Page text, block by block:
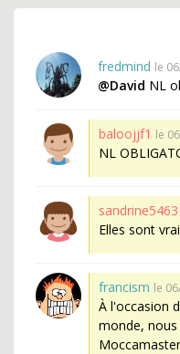
fredmind le
@David NL
baloojjf1 le
NL
sandrine5463
Elles sont
francism le
À l'occasion
monde,